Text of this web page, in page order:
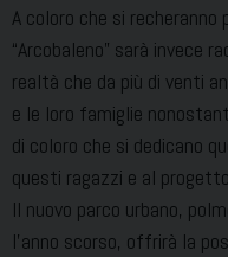
A coloro che si
“Arcobaleno” sarà invece
realtà che da più di venti
e le loro famiglie
di coloro che si dedicano
questi ragazzi e al
Il nuovo parco urbano,
l’anno scorso, offrirà la